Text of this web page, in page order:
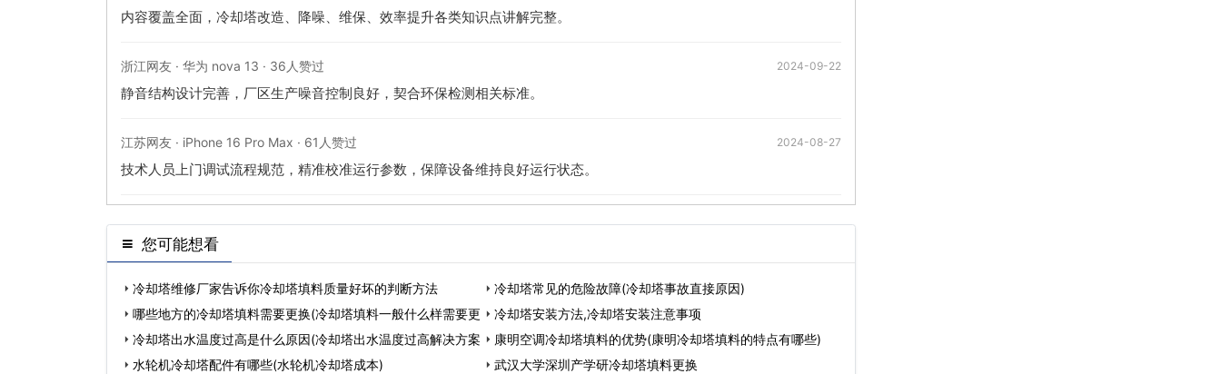
内容覆盖全面，冷却塔改造、降噪、维保、效率提升各类知识点讲解完整。
浙江网友 · 华为 nova 13 · 36人赞过 2024-09-22
静音结构设计完善，厂区生产噪音控制良好，契合环保检测相关标准。
江苏网友 · iPhone 16 Pro Max · 61人赞过 2024-08-27
技术人员上门调试流程规范，精准校准运行参数，保障设备维持良好运行状态。
您可能想看
冷却塔维修厂家告诉你冷却塔填料质量好坏的判断方法
冷却塔常见的危险故障(冷却塔事故直接原因)
哪些地方的冷却塔填料需要更换(冷却塔填料一般什么样需要更
冷却塔安装方法,冷却塔安装注意事项
冷却塔出水温度过高是什么原因(冷却塔出水温度过高解决方案
康明空调冷却塔填料的优势(康明冷却塔填料的特点有哪些)
水轮机冷却塔配件有哪些(水轮机冷却塔成本)
武汉大学深圳产学研冷却塔填料更换